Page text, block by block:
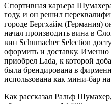
Спортивная карьера
году, и он решил
городе Бергхайм (Германия)
начал производить вина в
вин Schumacher Selection
оформить и доставку. Именно
приобрел Lada, к которой
была брендирована в
использована как мини-бар на
Как рассказал Ральф